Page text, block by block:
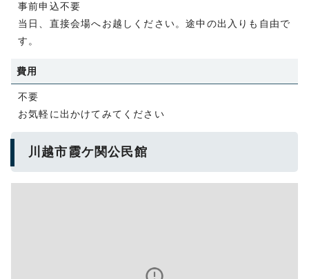
事前申込不要
当日、直接会場へお越しください。途中の出入りも自由で
す。
費用
不要
お気軽に出かけてみてください
川越市霞ケ関公民館